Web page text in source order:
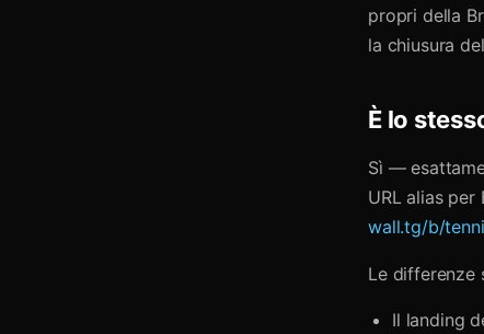
propri della
la chiusura
È lo
Sì —
URL alias
wall.tg/b/
Le differenze
Il landing